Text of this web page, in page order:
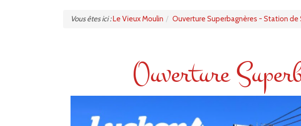
Vous êtes ici :Le Vieux Moulin Ouverture Superbagnères - Station de
Ouverture